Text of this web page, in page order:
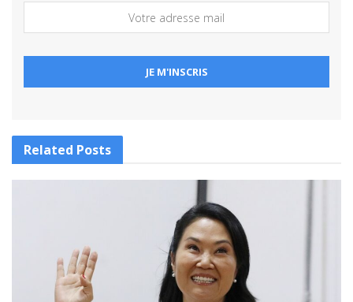
Related Posts